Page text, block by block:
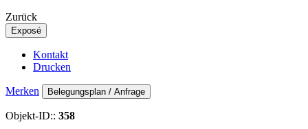
Zurück
Exposé
Kontakt
Drucken
Merken Belegungsplan / Anfrage
Objekt-ID:: 358